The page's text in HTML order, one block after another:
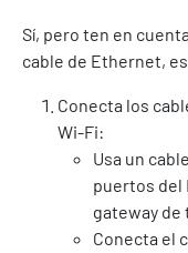
Sí, pero ten en
cable de Ethernet,
Conecta los
Wi-Fi:
Usa un
puertos del
gateway de
Conecta el